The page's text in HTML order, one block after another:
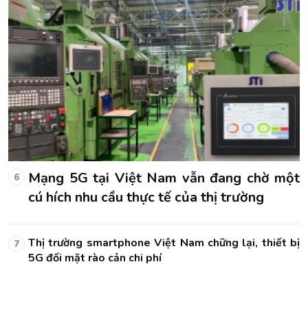
1
Thách thức cần vượt qua để Việt Nam
không bỏ lỡ lợi ích kinh tế từ AI và 5G
2
Thách thức cần vượt qua để Việt Nam không bỏ lỡ
lợi ích kinh tế từ AI và 5G